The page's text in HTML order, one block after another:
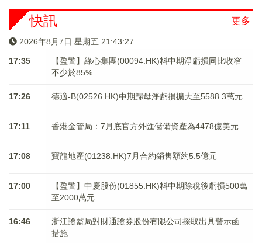
更多
快訊
2026年8月7日 星期五 21:43:27
17:35
【盈警】綠心集團(00094.HK)料中期淨虧損同比收窄
不少於85%
17:26 德適-B(02526.HK)中期歸母淨虧損擴大至5588.3萬元
17:11 香港金管局：7月底官方外匯儲備資產為4478億美元
17:08 寶龍地產(01238.HK)7月合約銷售額約5.5億元
17:00
【盈警】中慶股份(01855.HK)料中期除稅後虧損500萬
至2000萬元
16:46
浙江證監局對財通證券股份有限公司採取出具警示函
措施